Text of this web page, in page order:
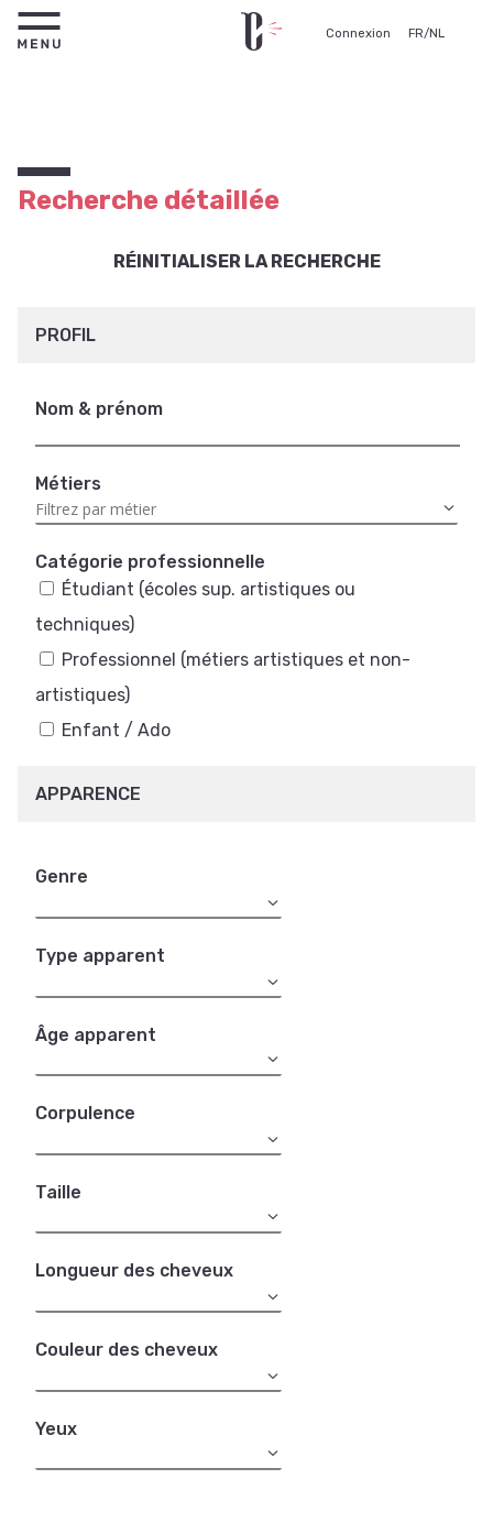
Connexion FR/NL
Recherche détaillée
RÉINITIALISER LA RECHERCHE
PROFIL
Nom & prénom
Métiers
Catégorie professionnelle
Étudiant (écoles sup. artistiques ou
techniques)
Professionnel (métiers artistiques et non-
artistiques)
Enfant / Ado
APPARENCE
Genre
Type apparent
Âge apparent
Corpulence
Taille
Longueur des cheveux
Couleur des cheveux
Yeux